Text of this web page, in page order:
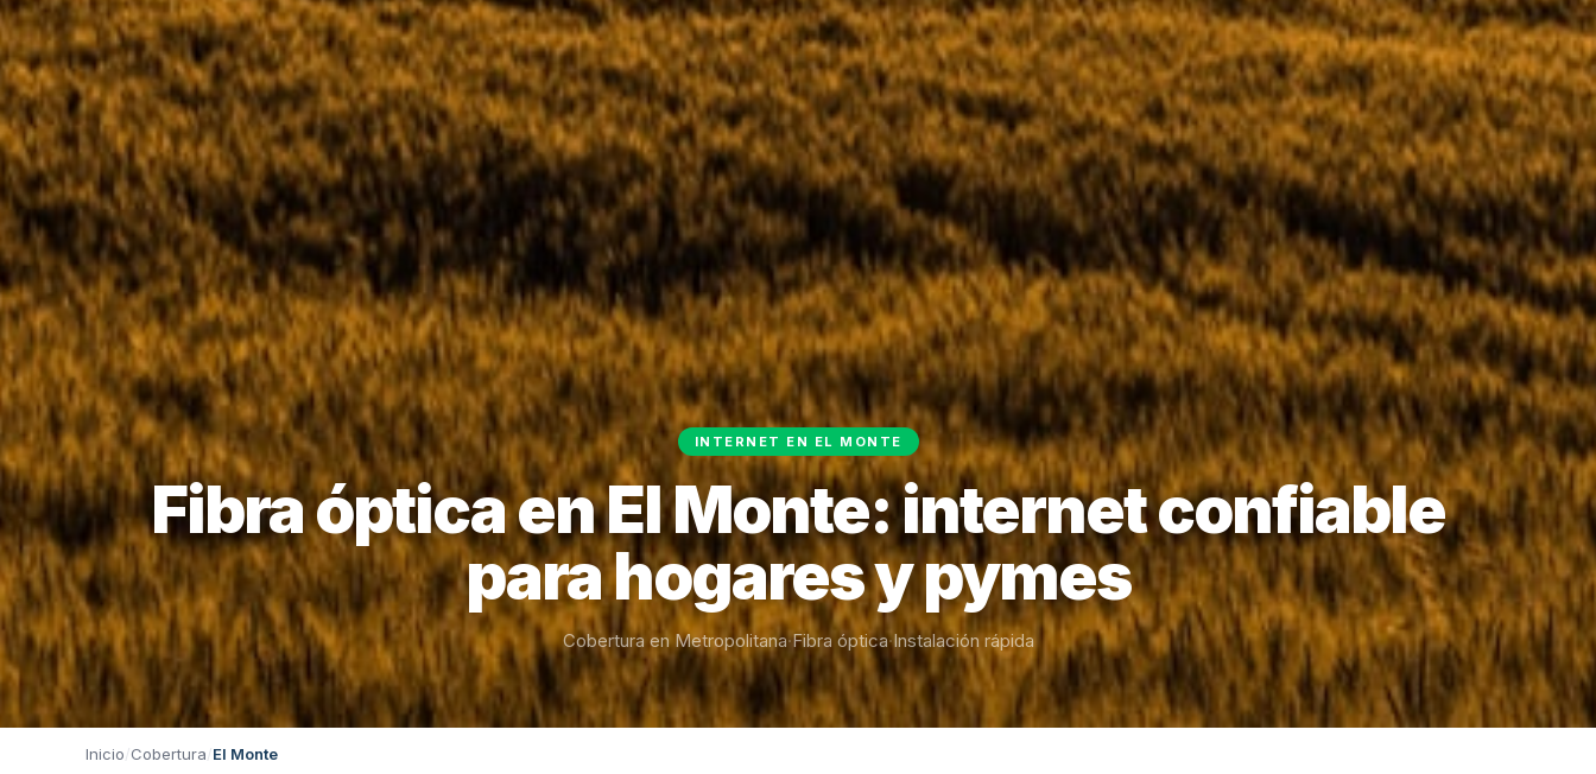
INTERNET EN EL MONTE
Fibra óptica en El Monte: internet confiable
para hogares y pymes
Cobertura en Metropolitana·Fibra óptica·Instalación rápida
Inicio/Cobertura/El Monte